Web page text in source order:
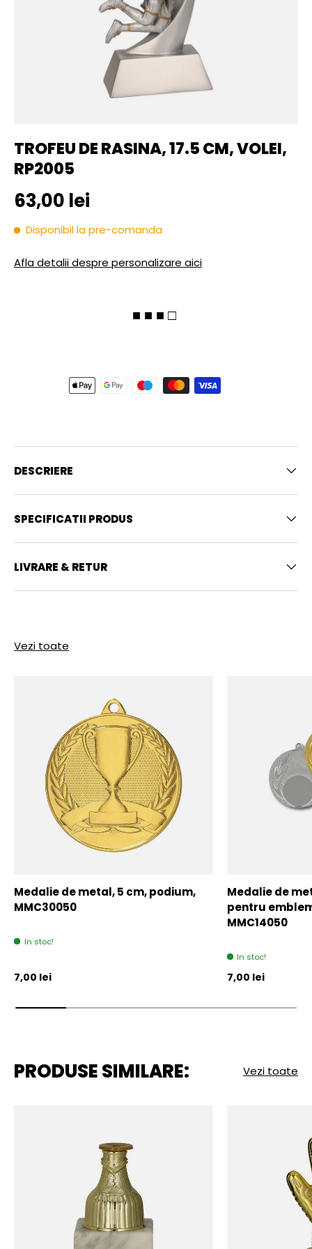
TROFEU DE RASINA, 17.5 CM, VOLEI,
RP2005
Pret initial
63,00 lei
Disponibil la pre-comanda
Afla detalii despre personalizare aici
■ ■ ■ □
DESCRIERE
SPECIFICATII PRODUS
LIVRARE & RETUR
Vezi toate
Medalie de metal, 5 cm, podium,
MMC30050
In stoc!
Pret initial
7,00 lei
Medalie de
pentru
MMC14050
In stoc!
Pret initial
7,00 lei
PRODUSE SIMILARE: Vezi toate